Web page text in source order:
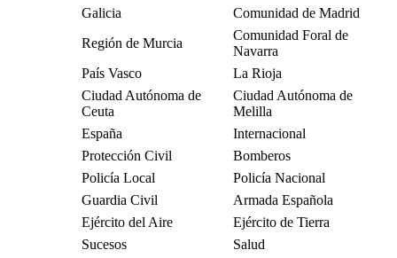
Galicia
Comunidad de Madrid
Región de Murcia
Comunidad Foral de
Navarra
País Vasco
La Rioja
Ciudad Autónoma de
Ceuta
Ciudad Autónoma de
Melilla
España
Internacional
Protección Civil
Bomberos
Policía Local
Policía Nacional
Guardia Civil
Armada Española
Ejército del Aire
Ejército de Tierra
Sucesos
Salud